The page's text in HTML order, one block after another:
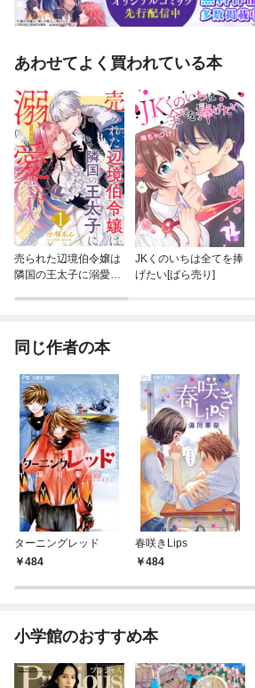
あわせてよく買われている本
売られた辺境伯令嬢は
隣国の王太子に溺愛さ
JKくのいちは全てを捧
げたい[ばら売り]
同じ作者の本
ターニングレッド
484
春咲きLips
484
小学館のおすすめ本